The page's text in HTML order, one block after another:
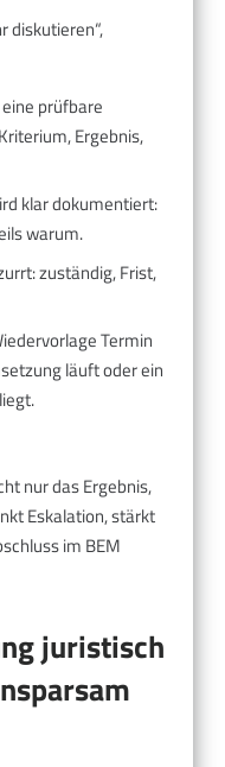
diskutieren“,
prüfbare
Ergebnis,
klar dokumentiert:
warum.
zuständig, Frist,
Termin
läuft oder ein
nur das Ergebnis,
Eskalation, stärkt
im BEM
juristisch